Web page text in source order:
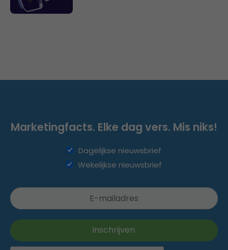
Marketingfacts. Elke dag vers. Mis niks!
Dagelijkse nieuwsbrief
Wekelijkse nieuwsbrief